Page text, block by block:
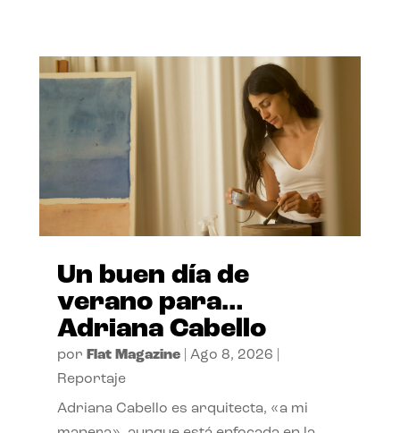
Un buen día de
verano para…
Adriana Cabello
por Flat Magazine| Ago 8, 2026
Reportaje
Adriana Cabello es arquitecta, «a mi